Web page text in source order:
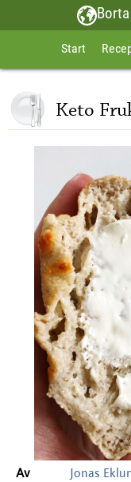
Borta
Start
Keto
Av Jonas